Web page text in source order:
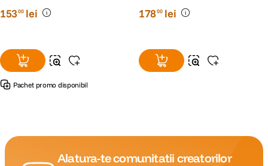
15300 lei
Pachet promo disponibil
17800 lei
Alatura-te comunitatii creatorilor